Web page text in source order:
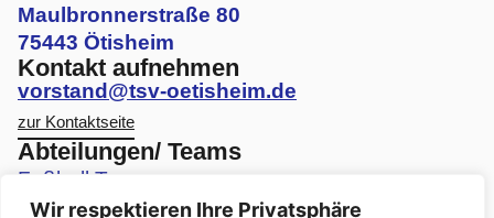
Wir respektieren Ihre Privatsphäre
Maulbronnerstraße 80
75443 Ötisheim
Kontakt aufnehmen
vorstand@tsv-oetisheim.de
zur Kontaktseite
Abteilungen/ Teams
Fußball Teams